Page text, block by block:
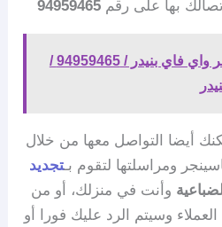
بها على رقم94959465
تركيب رسيفر واي فاي بنيدر / 94959465 /
أيضا التواصل معها من خلال
ومراسلتها لتقوم بـتجديد
وأنت في منزلك، أو من
وسيتم الرد عليك فورا أو